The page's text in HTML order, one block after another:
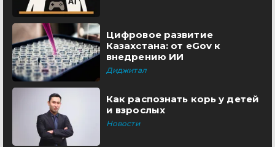
Цифровое развитие
Казахстана: от eGov к
внедрению ИИ
Диджитал
Как распознать корь у детей
и взрослых
Новости